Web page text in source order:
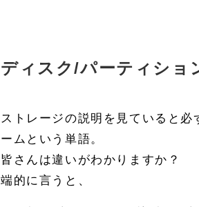
ディスク/パーティショ
ストレージの説明を見ていると
ームという単語。
皆さんは違いがわかりますか？
端的に言うと、